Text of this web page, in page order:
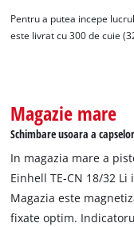
to
the
Pentru a putea incepe
este livrat cu 300 de cuie
Magazie mare
Schimbare usoara a
In magazia mare a
Einhell TE-CN 18/32
Magazia este
fixate optim.